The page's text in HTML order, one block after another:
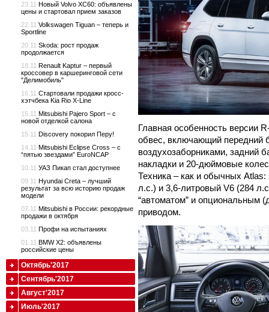
Главная особенность версии
обвес, включающий передний
воздухозаборниками, задний
накладки и 20-дюймовые
Техника – как и обычных Atlas:
л.с.) и 3,6-литровый V6 (284
“автоматом” и опциональным
приводом.
23.11 Новый Volvo XC60: объявлены
цены и стартовал прием заказов
22.11 Volkswagen Tiguan – теперь и
Sportline
20.11 Skoda: рост продаж
продолжается
18.11 Renault Kaptur – первый
кроссовер в каршеринговой сети
"Делимобиль"
16.11 Стартовали продажи кросс-
хэтчбека Kia Rio X-Line
15.11 Mitsubishi Pajero Sport – с
новой отделкой салона
15.11 Discovery покорил Перу!
14.11 Mitsubishi Eclipse Cross – с
“пятью звездами” EuroNCAP
10.11 УАЗ Пикап стал доступнее
09.11 Hyundai Creta – лучший
результат за всю историю продаж
модели
07.11 Mitsubishi в России: рекордные
продажи в октября
03.11 Профи на испытаниях
01.11 BMW X2: объявлены
российские цены
Октябрь'2017
Сентябрь'2017
Август'2017
Июль'2017